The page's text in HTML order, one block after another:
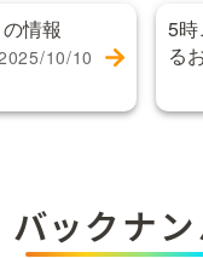
情報
10/10
5時
る
バックナ